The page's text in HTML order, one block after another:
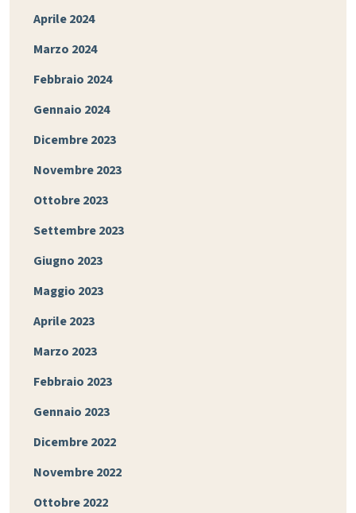
Aprile 2024
Marzo 2024
Febbraio 2024
Gennaio 2024
Dicembre 2023
Novembre 2023
Ottobre 2023
Settembre 2023
Giugno 2023
Maggio 2023
Aprile 2023
Marzo 2023
Febbraio 2023
Gennaio 2023
Dicembre 2022
Novembre 2022
Ottobre 2022